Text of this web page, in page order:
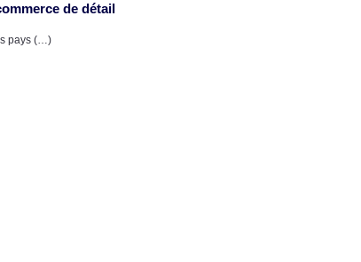
de détail
pays (…)